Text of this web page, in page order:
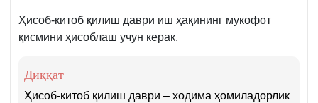
Ҳисоб-китоб қилиш даври иш ҳақининг мукофот
қисмини ҳисоблаш учун керак.
Диққат
Ҳисоб-китоб қилиш даври – ходима ҳомиладорлик